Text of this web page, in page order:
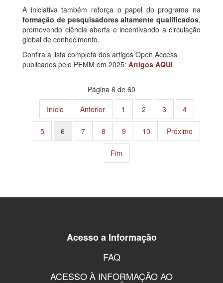
A iniciativa também reforça o papel do programa na
formação de pesquisadores altamente qualificados,
promovendo ciência aberta e incentivando a circulação
global de conhecimento.
Confira a lista completa dos artigos Open Access
publicados pelo PEMM em 2025: Artigos AQUI
Página 6 de 60
Início
Anterior 1 2 3 4
5 6 7 8 9 10 Próximo
Fim
Acesso a Informação
FAQ
ACESSO À INFORMAÇÃO AO